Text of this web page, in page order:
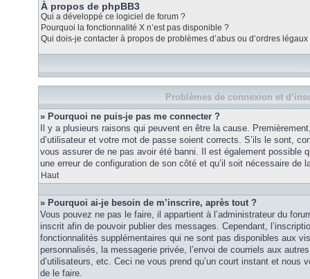
À propos de phpBB3
Qui a développé ce logiciel de forum ?
Pourquoi la fonctionnalité X n’est pas disponible ?
Qui dois-je contacter à propos de problèmes d’abus ou d’ordres
Problèmes de connexion et
» Pourquoi ne puis-je pas me connecter ?
Il y a plusieurs raisons qui peuvent en être la cause.
d’utilisateur et votre mot de passe soient corrects. S’ils le sont,
vous assurer de ne pas avoir été banni. Il est également possible
une erreur de configuration de son côté et qu’il soit nécessaire de
Haut
» Pourquoi ai-je besoin de m’inscrire, après tout ?
Vous pouvez ne pas le faire, il appartient à l’administrateur du
inscrit afin de pouvoir publier des messages. Cependant,
fonctionnalités supplémentaires qui ne sont pas disponibles aux
personnalisés, la messagerie privée, l’envoi de courriels aux
d’utilisateurs, etc. Ceci ne vous prend qu’un court instant et nous
de le faire.